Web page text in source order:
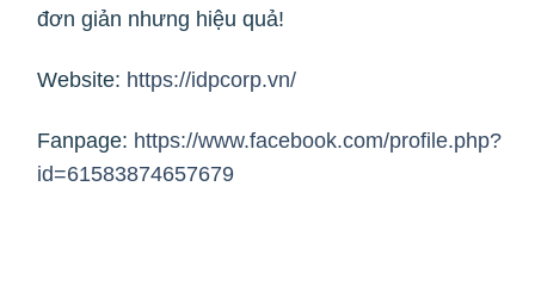
đơn giản nhưng hiệu quả!
Website: https://idpcorp.vn/
Fanpage: https://www.facebook.com/profile.php?
id=61583874657679